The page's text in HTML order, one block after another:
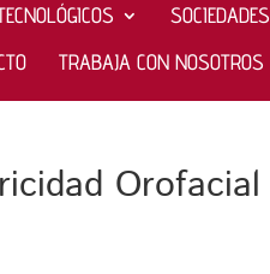
SOCIEDADES
TRABAJA CON NOSOTROS
Orofacial